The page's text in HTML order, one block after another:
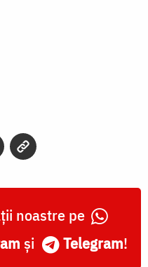
noastre pe
și Telegram!